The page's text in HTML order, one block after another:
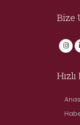
Bize